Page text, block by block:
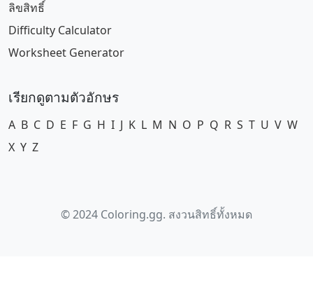
ลิขสิทธิ์
Difficulty Calculator
Worksheet Generator
เรียกดูตามตัวอักษร
A B C D E F G H I J K L M N O P Q R S T U V W
X Y Z
© 2024 Coloring.gg. สงวนสิทธิ์ทั้งหมด